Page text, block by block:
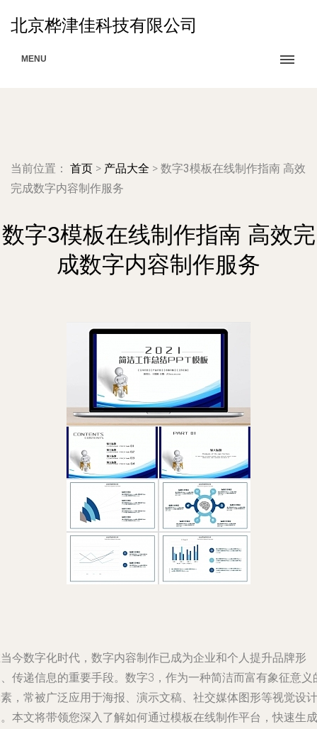
北京桦津佳科技有限公司
MENU
当前位置： 首页 > 产品大全 > 数字3模板在线制作指南 高效
完成数字内容制作服务
数字3模板在线制作指南 高效完
成数字内容制作服务
今数字化时代，数字内容制作已成为企业和个人提升品牌形
传递信息的重要手段。数字3，作为一种简洁而富有象征意义
，常被广泛应用于海报、演示文稿、社交媒体图形等视觉设计
本文将带领您深入了解如何通过模板在线制作平台，快速生成